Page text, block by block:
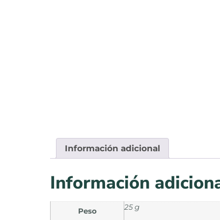
Información adicional
Información
Peso 25 g